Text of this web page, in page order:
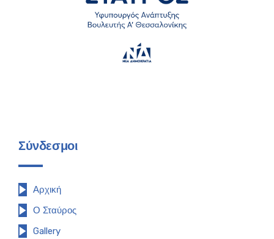
Σύνδεσμοι
Αρχική
Ο Σταύρος
Gallery